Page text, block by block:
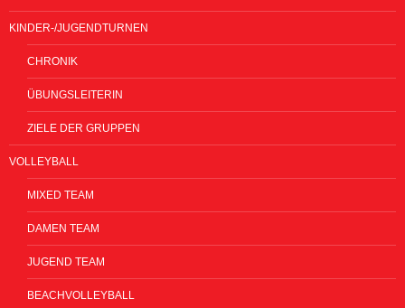
KINDER-/JUGENDTURNEN
CHRONIK
ÜBUNGSLEITERIN
ZIELE DER GRUPPEN
VOLLEYBALL
MIXED TEAM
DAMEN TEAM
JUGEND TEAM
BEACHVOLLEYBALL